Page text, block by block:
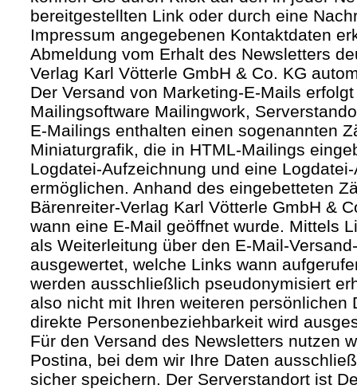
bereitgestellten Link oder durch eine
Impressum angegebenen Kontaktdaten
Abmeldung vom Erhalt des Newsletters
Verlag Karl Vötterle GmbH & Co. KG
Der Versand von Marketing-E-Mails
Mailingsoftware Mailingwork,
E-Mailings enthalten einen sogenannten
Miniaturgrafik, die in HTML-Mailings
Logdatei-Aufzeichnung und eine
ermöglichen. Anhand des eingebetteten
Bärenreiter-Verlag Karl Vötterle GmbH &
wann eine E-Mail geöffnet wurde. Mittels
als Weiterleitung über den E-Mail-
ausgewertet, welche Links wann
werden ausschließlich pseudonymisiert
also nicht mit Ihren weiteren persönlichen
direkte Personenbeziehbarkeit wird
Für den Versand des Newsletters nutzen
Postina, bei dem wir Ihre Daten
sicher speichern. Der Serverstandort ist